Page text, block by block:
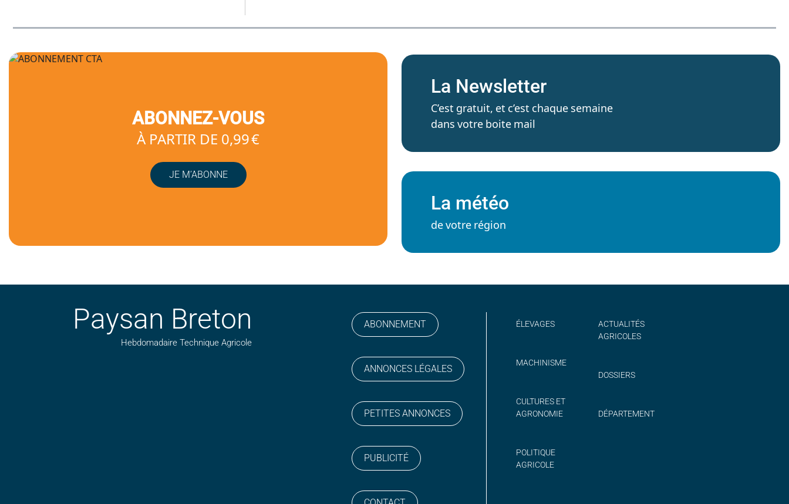
ABONNEZ-VOUS
À PARTIR DE 0,99 €
JE M’ABONNE
La Newsletter
C’est gratuit, et c’est chaque semaine
dans votre boite mail
La météo
de votre région
Paysan Breton
Hebdomadaire Technique Agricole
ABONNEMENT
ANNONCES LÉGALES
PETITES ANNONCES
PUBLICITÉ
ÉLEVAGES
MACHINISME
CULTURES ET
AGRONOMIE
POLITIQUE
AGRICOLE
ACTUALITÉS
AGRICOLES
DOSSIERS
DÉPARTEMENT